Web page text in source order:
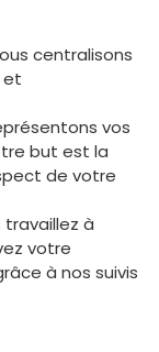
centralisons
et
vos
but est la
de votre
travaillez à
votre
à nos suivis